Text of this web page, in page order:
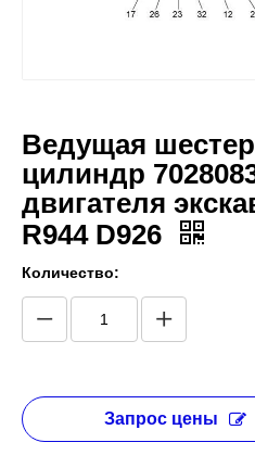
Ведущая
цилиндр
двигателя
R944 D926
Количество:
Запрос цены